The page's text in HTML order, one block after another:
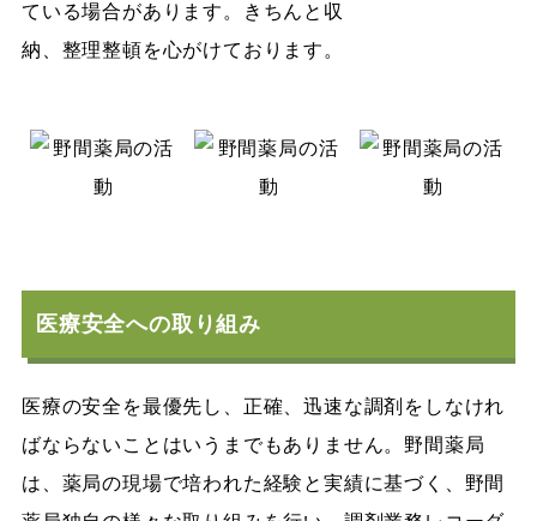
ている場合があります。きちんと収
納、整理整頓を心がけております。
医療安全への取り組み
医療の安全を最優先し、正確、迅速な調剤をしなけれ
ばならないことはいうまでもありません。野間薬局
は、薬局の現場で培われた経験と実績に基づく、野間